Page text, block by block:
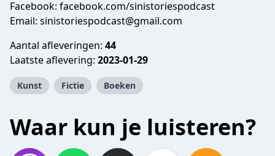
Facebook: facebook.com/sinistoriespodcast
Email: sinistoriespodcast@gmail.com
Aantal afleveringen: 44
Laatste aflevering: 2023-01-29
Kunst Fictie Boeken
Waar kun je luisteren?